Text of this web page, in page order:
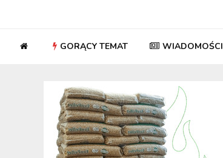
GORĄCY TEMAT WIADOMOŚCI